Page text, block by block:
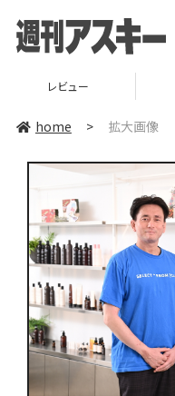
レビュー
home > 拡大画像